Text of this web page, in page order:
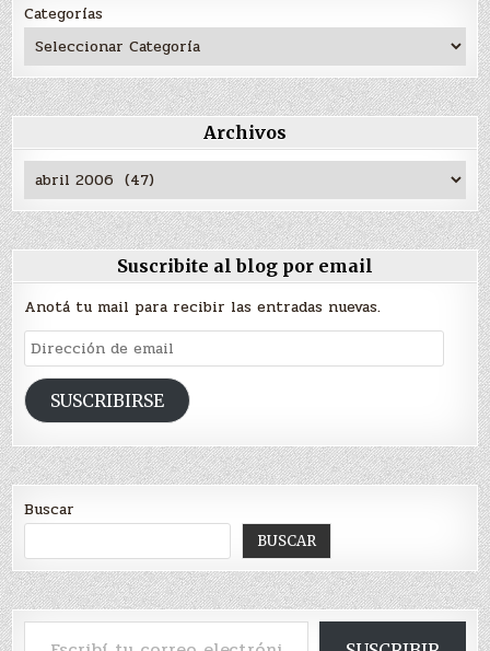
Categorías
Archivos
Archivos
Suscribite al blog por email
Anotá tu mail para recibir las entradas nuevas.
Dirección
de
emailSUSCRIBIRSE
Buscar
BUSCAR
Escribí tu correo electrónico…